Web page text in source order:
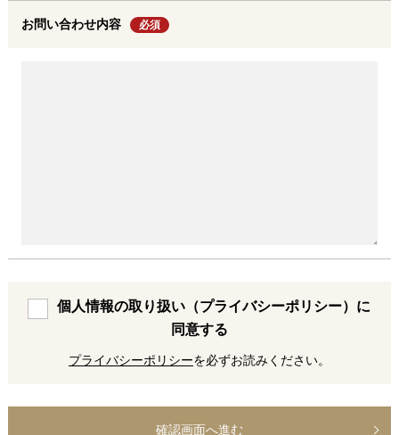
お問い合わせ内容 必須
個人情報の取り扱い（プライバシーポリシー）に
同意する
プライバシーポリシーを必ずお読みください。
確認画面へ進む